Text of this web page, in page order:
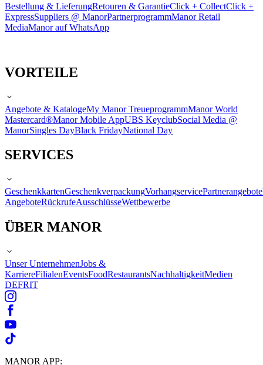
Bestellung & LieferungRetouren & GarantieClick + CollectClick +
ExpressSuppliers @ ManorPartnerprogrammManor Retail
MediaManor auf WhatsApp
VORTEILE
Angebote & KatalogeMy Manor TreueprogrammManor World
Mastercard®Manor Mobile AppUBS KeyclubSocial Media @
ManorSingles DayBlack FridayNational Day
SERVICES
GeschenkkartenGeschenkverpackungVorhangservicePartnerangebote
AngeboteRückrufeAusschlüsseWettbewerbe
ÜBER MANOR
Unser UnternehmenJobs &
KarriereFilialenEventsFoodRestaurantsNachhaltigkeitMedien
DEFRIT
MANOR APP: